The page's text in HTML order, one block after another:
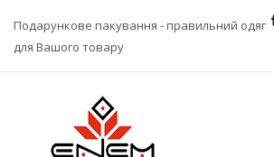
Подарункове пакування - правильний одяг
для Вашого товару